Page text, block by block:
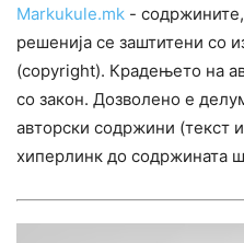
Markukule.mk -
решенија се заштитени со
(copyright). Крадењето на
со закон. Дозволено е
авторски содржини (текст
хиперлинк до содржината